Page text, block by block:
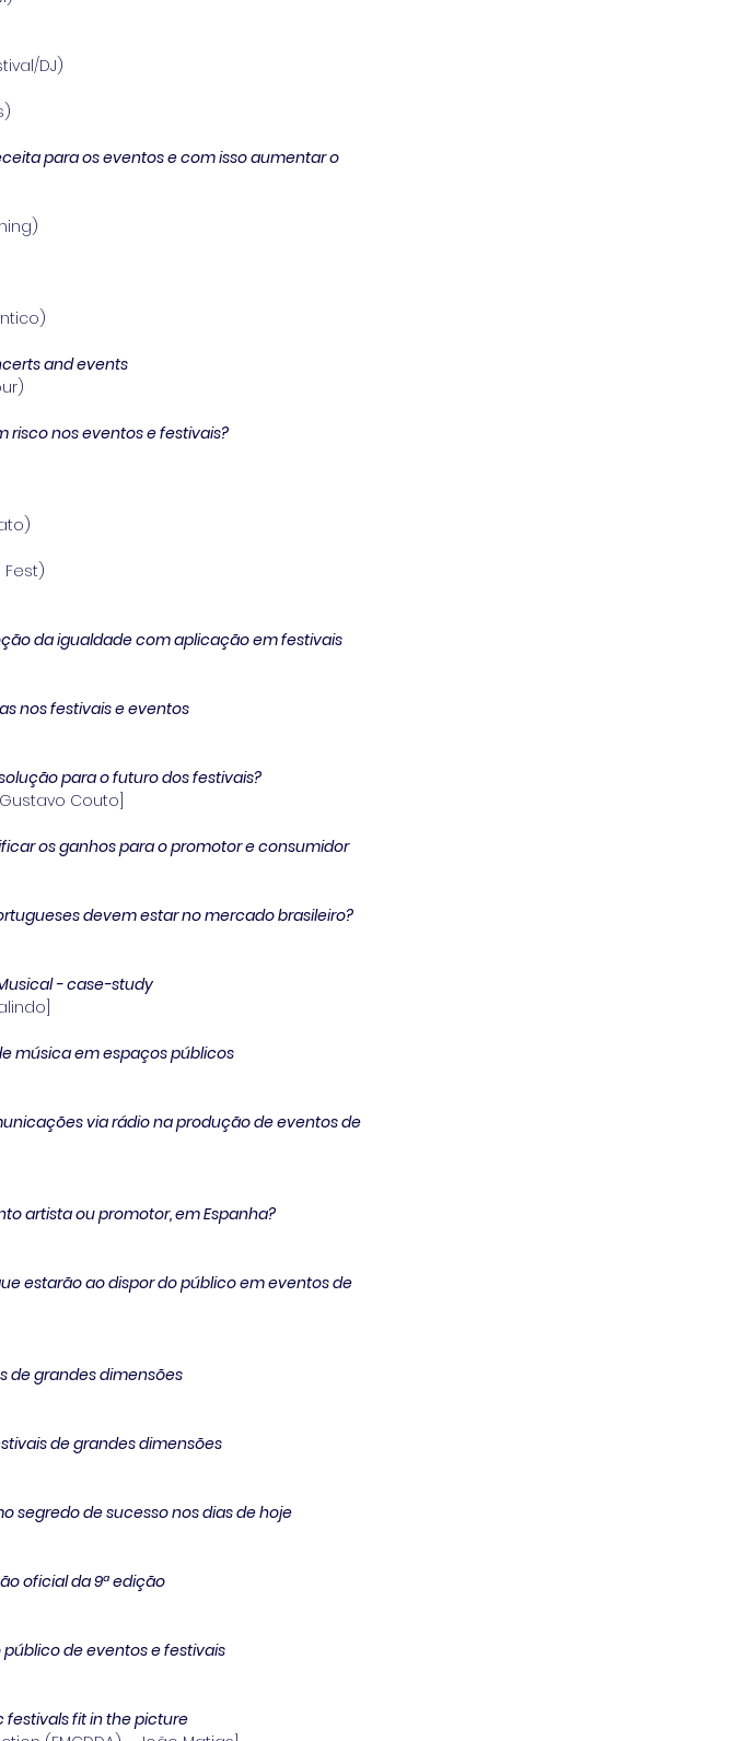
DJ)
para os eventos e com isso aumentar o
and events
risco nos eventos e festivais?
Fest)
da igualdade com aplicação em festivais
nos festivais e eventos
para o futuro dos festivais?
Couto]
os ganhos para o promotor e consumidor
devem estar no mercado brasileiro?
- case-study
música em espaços públicos
via rádio na produção de eventos de
artista ou promotor, em Espanha?
estarão ao dispor do público em eventos de
de grandes dimensões
de grandes dimensões
segredo de sucesso nos dias de hoje
oficial da 9ª edição
público de eventos e festivais
festivals fit in the picture